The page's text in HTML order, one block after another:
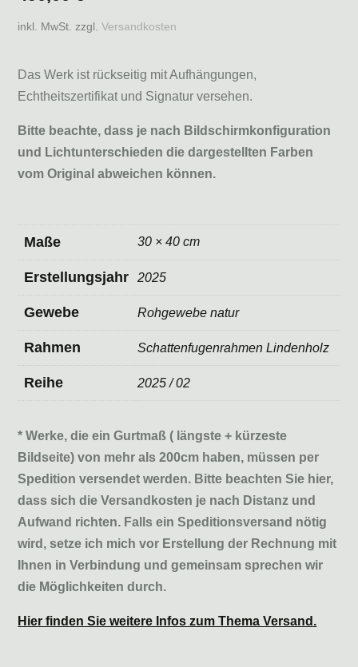
inkl. MwSt. zzgl.Versandkosten
Das Werk ist rückseitig mit Aufhängungen,
Echtheitszertifikat und Signatur versehen.
Bitte beachte, dass je nach Bildschirmkonfiguration
und Lichtunterschieden die dargestellten Farben
vom Original abweichen können.
Maße 30 × 40 cm
Erstellungsjahr 2025
Gewebe Rohgewebe natur
Rahmen Schattenfugenrahmen Lindenholz
Reihe 2025 / 02
* Werke, die ein Gurtmaß ( längste + kürzeste
Bildseite) von mehr als 200cm haben, müssen per
Spedition versendet werden. Bitte beachten Sie hier,
dass sich die Versandkosten je nach Distanz und
Aufwand richten. Falls ein Speditionsversand nötig
wird, setze ich mich vor Erstellung der Rechnung mit
Ihnen in Verbindung und gemeinsam sprechen wir
die Möglichkeiten durch.
Hier finden Sie weitere Infos zum Thema Versand.